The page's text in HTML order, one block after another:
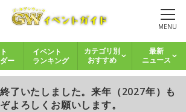
MENU
ー
イベント
ランキング
カテゴリ別
おすすめ
最新
ニュース
了いたしました。来年（2027年）も
よろしくお願いします。